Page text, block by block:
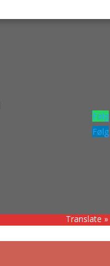
Følg
Følg
Translate »